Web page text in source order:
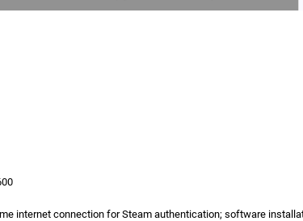
internet connection for Steam authentication; software